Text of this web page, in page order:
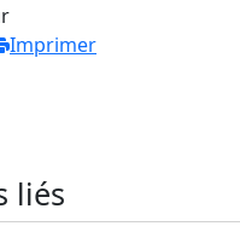
Imprimer
liés